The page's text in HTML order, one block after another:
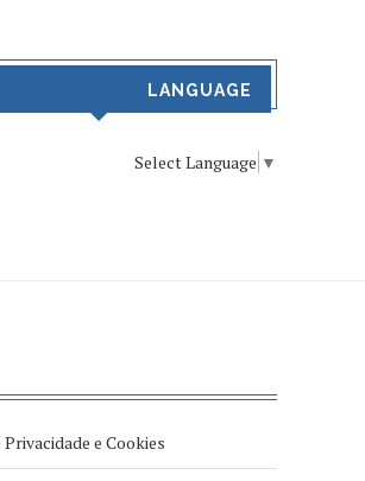
LANGUAGE
Select Language ▼
e Cookies